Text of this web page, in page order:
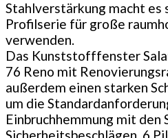
Stahlverstärkung macht es
Profilserie für große
verwenden.
Das Kunststofffenster
76 Reno mit
außerdem einen starken
um die
Einbruchhemmung mit den